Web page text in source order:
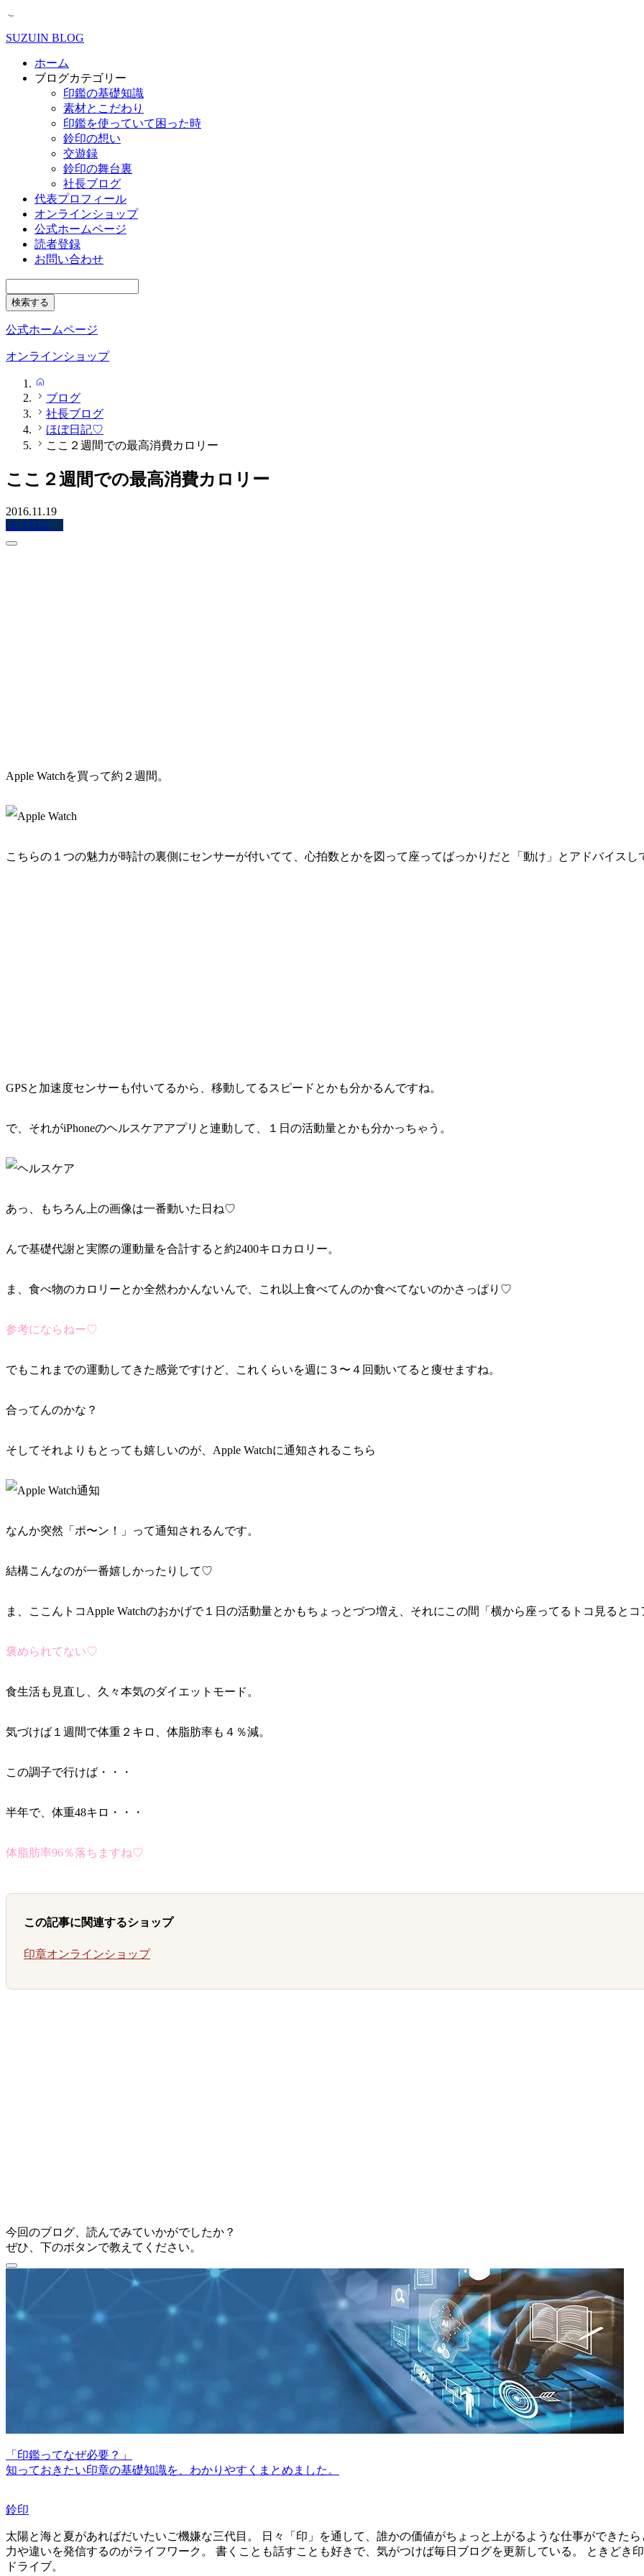
SUZUIN BLOG
ホーム
ブログカテゴリー
印鑑の基礎知識
素材とこだわり
印鑑を使っていて困った時
鈴印の想い
交遊録
鈴印の舞台裏
社長ブログ
代表プロフィール
オンラインショップ
公式ホームページ
読者登録
お問い合わせ
公式ホームページ
オンラインショップ
ブログ
社長ブログ
ほぼ日記♡
ここ２週間での最高消費カロリー
ここ２週間での最高消費カロリー
2016.11.19
ほぼ日記♡
Apple Watchを買って約２週間。
こちらの１つの魅力が時計の裏側にセンサーが付いてて、心拍数とかを図って座ってばっかりだと「動け」とアドバイスし
GPSと加速度センサーも付いてるから、移動してるスピードとかも分かるんですね。
で、それがiPhoneのヘルスケアアプリと連動して、１日の活動量とかも分かっちゃう。
あっ、もちろん上の画像は一番動いた日ね♡
んで基礎代謝と実際の運動量を合計すると約2400キロカロリー。
ま、食べ物のカロリーとか全然わかんないんで、これ以上食べてんのか食べてないのかさっぱり♡
参考にならねー♡
でもこれまでの運動してきた感覚ですけど、これくらいを週に３〜４回動いてると痩せますね。
合ってんのかな？
そしてそれよりもとっても嬉しいのが、Apple Watchに通知されるこちら
なんか突然「ポ〜ン！」って通知されるんです。
結構こんなのが一番嬉しかったりして♡
ま、ここんトコApple Watchのおかげで１日の活動量とかもちょっとづつ増え、それにこの間「横から座ってるトコ見ると
褒められてない♡
食生活も見直し、久々本気のダイエットモード。
気づけば１週間で体重２キロ、体脂肪率も４％減。
この調子で行けば・・・
半年で、体重48キロ・・・
体脂肪率96％落ちますね♡
この記事に関連するショップ
印章オンラインショップ
今回のブログ、読んでみていかがでしたか？
ぜひ、下のボタンで教えてください。
「印鑑ってなぜ必要？」
知っておきたい印章の基礎知識を、わかりやすくまとめました。
鈴印
太陽と海と夏があればだいたいご機嫌な三代目。 日々「印」を通して、誰かの価値がちょっと上がるような仕事ができた
力や違いを発信するのがライフワーク。 書くことも話すことも好きで、気がつけば毎日ブログを更新している。 ときどき
ドライブ。